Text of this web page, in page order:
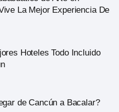
La Mejor Experiencia De
Hoteles Todo Incluido
de Cancún a Bacalar?